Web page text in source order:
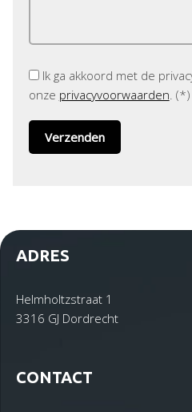
Ik ga akkoord met de
onze privacyvoorwaarden. (*)
ADRES
Helmholtzstraat 1
3316 GJ Dordrecht
CONTACT